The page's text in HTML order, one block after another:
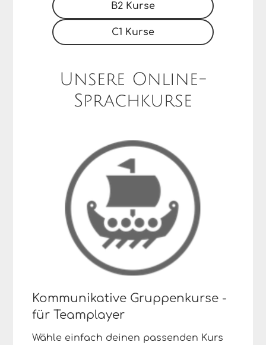
B2 Kurse
C1 Kurse
Unsere Online-
Sprachkurse
Kommunikative Gruppenkurse -
für Teamplayer
Wähle einfach deinen passenden Kurs